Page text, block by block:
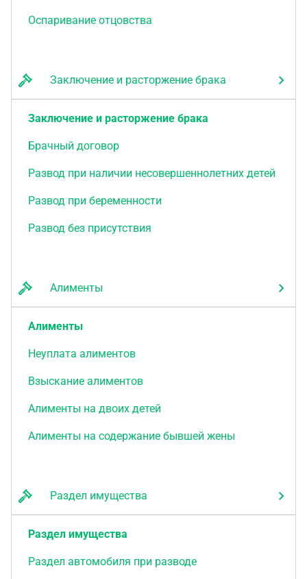
Оспаривание отцовства
Заключение и расторжение брака
Заключение и расторжение брака
Брачный договор
Развод при наличии несовершеннолетних детей
Развод при беременности
Развод без присутствия
Алименты
Алименты
Неуплата алиментов
Взыскание алиментов
Алименты на двоих детей
Алименты на содержание бывшей жены
Раздел имущества
Раздел имущества
Раздел автомобиля при разводе